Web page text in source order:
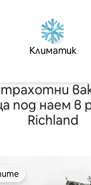
Климатик
под наем в
Richland